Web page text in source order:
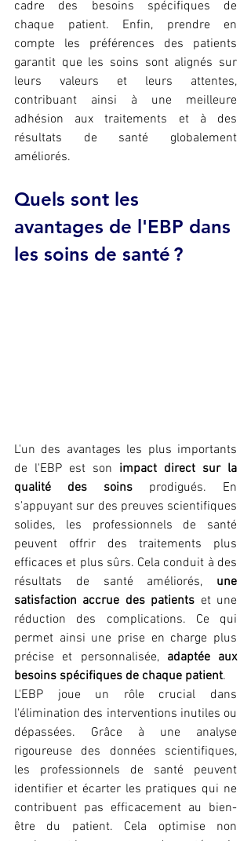
cadre des besoins spécifiques de
chaque patient. Enfin, prendre en
compte les préférences des patients
garantit que les soins sont alignés sur
leurs valeurs et leurs attentes,
contribuant ainsi à une meilleure
adhésion aux traitements et à des
résultats de santé globalement
améliorés.
Quels sont les
avantages de l'EBP dans
les soins de santé ?
L'un des avantages les plus importants
de l'EBP est son impact direct sur la
qualité des soins prodigués. En
s'appuyant sur des preuves scientifiques
solides, les professionnels de santé
peuvent offrir des traitements plus
efficaces et plus sûrs. Cela conduit à des
résultats de santé améliorés, une
satisfaction accrue des patients et une
réduction des complications. Ce qui
permet ainsi une prise en charge plus
précise et personnalisée, adaptée aux
besoins spécifiques de chaque patient.
L'EBP joue un rôle crucial dans
l'élimination des interventions inutiles ou
dépassées. Grâce à une analyse
rigoureuse des données scientifiques,
les professionnels de santé peuvent
identifier et écarter les pratiques qui ne
contribuent pas efficacement au bien-
être du patient. Cela optimise non